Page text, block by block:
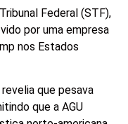
Federal (STF),
por uma empresa
nos Estados
que pesava
que a AGU